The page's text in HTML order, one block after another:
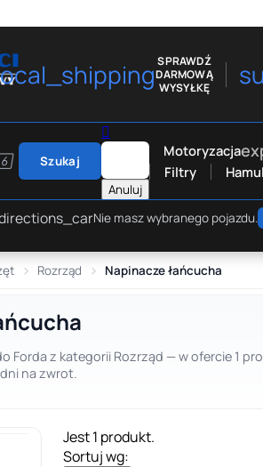
SPRAWDŹ
DARMOWĄ
WYSYŁKĘ
Szukaj

Anuluj
Motoryzacja
Filtry
Nie masz wybranego pojazdu.
Rozrząd Napinacze łańcucha
Forda z kategorii Rozrząd — w ofercie 1
na zwrot.
Jest 1 produkt.
Sortuj wg: